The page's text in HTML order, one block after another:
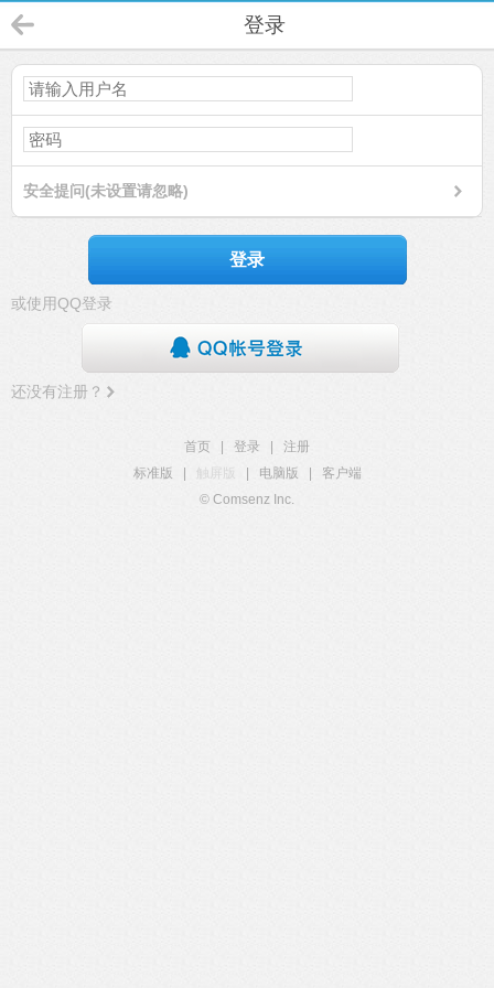
登录
安全提问(未设置请忽略)
登录
或使用QQ登录
还没有注册？
首页 登录
注册
标准版
触屏版 电脑版
客户端
© Comsenz Inc.